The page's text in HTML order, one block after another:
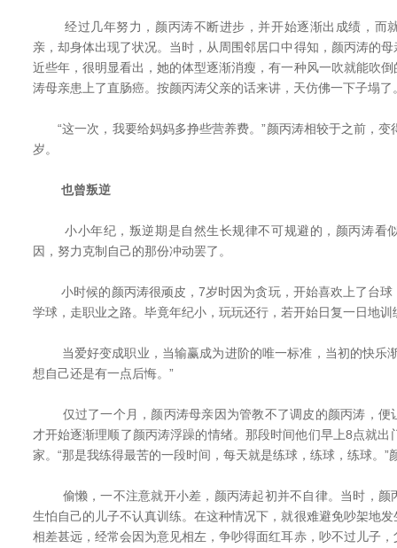
经过几年努力，颜丙涛不断进步，并开始逐渐出成绩，而
亲，却身体出现了状况。当时，从周围邻居口中得知，颜丙涛的
近些年，很明显看出，她的体型逐渐消瘦，有一种风一吹就能吹
涛母亲患上了直肠癌。按颜丙涛父亲的话来讲，天仿佛一下子塌了
“这一次，我要给妈妈多挣些营养费。”颜丙涛相较于之前，变
岁。
也曾叛逆
小小年纪，叛逆期是自然生长规律不可规避的，颜丙涛看
因，努力克制自己的那份冲动罢了。
小时候的颜丙涛很顽皮，7岁时因为贪玩，开始喜欢上了台球
学球，走职业之路。毕竟年纪小，玩玩还行，若开始日复一日地
当爱好变成职业，当输赢成为进阶的唯一标准，当初的快乐
想自己还是有一点后悔。”
仅过了一个月，颜丙涛母亲因为管教不了调皮的颜丙涛，便
才开始逐渐理顺了颜丙涛浮躁的情绪。那段时间他们早上8点就
家。“那是我练得最苦的一段时间，每天就是练球，练球，练球。”
偷懒，一不注意就开小差，颜丙涛起初并不自律。当时，颜
生怕自己的儿子不认真训练。在这种情况下，就很难避免吵架地
相差甚远，经常会因为意见相左，争吵得面红耳赤，吵不过儿子